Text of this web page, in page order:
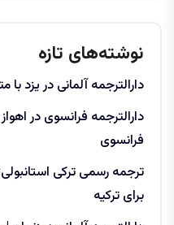
نوشته‌های تازه
دارالترجمه آلمانی در یزد
دارالترجمه فرانسوی در
فرانسوی
ترجمه رسمی ترکی
برای ترکیه